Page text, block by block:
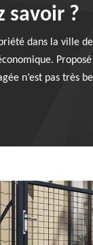
savoir ?
dans la ville
n’est pas très